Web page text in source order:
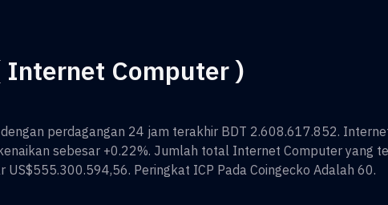
Internet Computer )
dengan perdagangan 24 jam terakhir BDT 2.608.617.852.
sebesar +0.22%. Jumlah total Internet Computer yang
US$555.300.594,56. Peringkat ICP Pada Coingecko Adalah 60.